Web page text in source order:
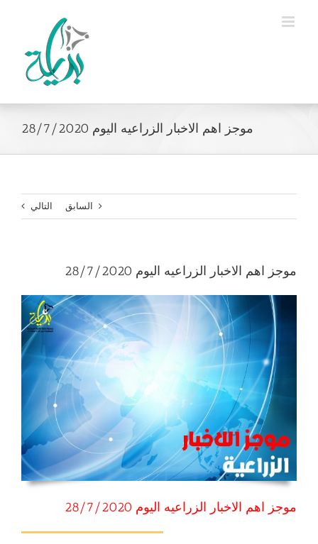
موجز اهم الاخبار الزراعيه اليوم 28/7/2020
السابق التالي
موجز اهم الاخبار الزراعيه اليوم 28/7/2020
موجز اهم الاخبار الزراعيه اليوم 28/7/2020